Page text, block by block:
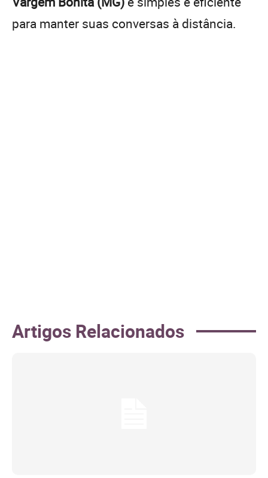
para manter suas conversas à distância.
Artigos Relacionados